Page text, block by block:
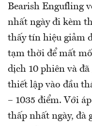
Bearish Engufling
nhất ngày đi kèm
thấy tín hiệu giảm
tạm thời để mất
dịch 10 phiên và
thiết lập vào đầu
– 1035 điểm. Với
thấp nhất ngày, đà